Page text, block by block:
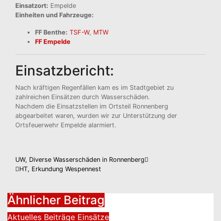
Einsatzort: Empelde
Einheiten und Fahrzeuge:
FF Benthe: TSF-W, MTW
FF Empelde
Einsatzbericht:
Nach kräftigen Regenfällen kam es im Stadtgebiet zu
zahlreichen Einsätzen durch Wasserschäden.
Nachdem die Einsatzstellen im Ortsteil Ronnenberg
abgearbeitet waren, wurden wir zur Unterstützung der
Ortsfeuerwehr Empelde alarmiert.
Beitragsnavigation
UW, Diverse Wasserschäden in Ronnenberg
HT, Erkundung Wespennest
Ähnlicher Beitrag
Aktuelles Beiträge Einsätze